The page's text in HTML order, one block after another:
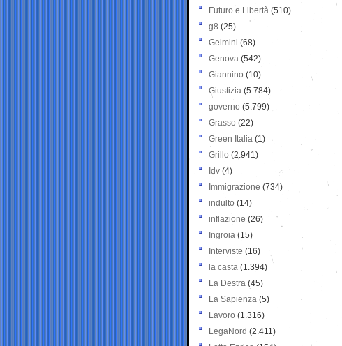
Futuro e Libertà (510)
g8 (25)
Gelmini (68)
Genova (542)
Giannino (10)
Giustizia (5.784)
governo (5.799)
Grasso (22)
Green Italia (1)
Grillo (2.941)
Idv (4)
Immigrazione (734)
indulto (14)
inflazione (26)
Ingroia (15)
Interviste (16)
la casta (1.394)
La Destra (45)
La Sapienza (5)
Lavoro (1.316)
LegaNord (2.411)